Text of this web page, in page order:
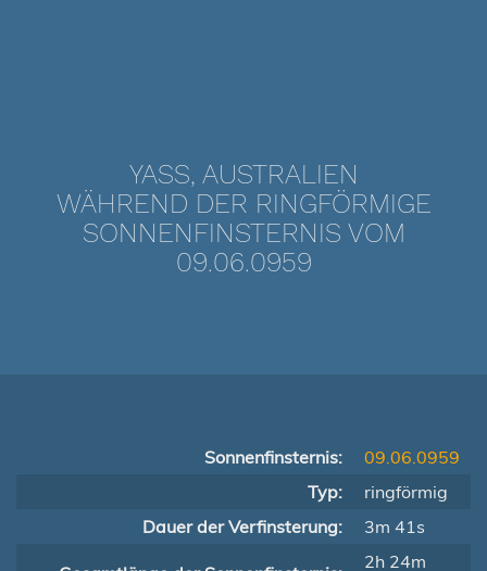
YASS, AUSTRALIEN
WÄHREND DER RINGFÖRMIGE
SONNENFINSTERNIS VOM
09.06.0959
Sonnenfinsternis:
09.06.0959
Typ:
ringförmig
Dauer der Verfinsterung:
3m 41s
2h 24m